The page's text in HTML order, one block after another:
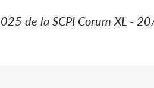
de la SCPI Corum XL -